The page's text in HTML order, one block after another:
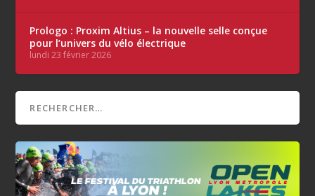
Prologo : Proxim Altius – la nouvelle selle conçue
pour l’univers du vélo électrique
lundi 23 février 2026